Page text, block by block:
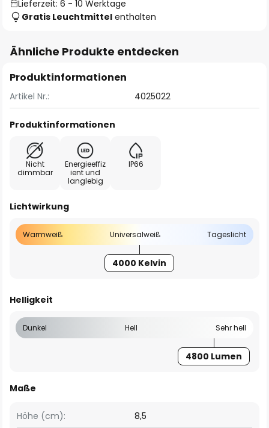
Lieferzeit: 6 - 10 Werktage
Gratis Leuchtmittel enthalten
Ähnliche Produkte entdecken
Produktinformationen
Artikel Nr.: 4025022
Produktinformationen
Nicht
dimmbar
Energieeffiz
ient und
langlebig
IP66
Lichtwirkung
Warmweiß Universalweiß Tageslicht
4000 Kelvin
Helligkeit
Dunkel Hell Sehr hell
4800 Lumen
Maße
Höhe (cm): 8,5